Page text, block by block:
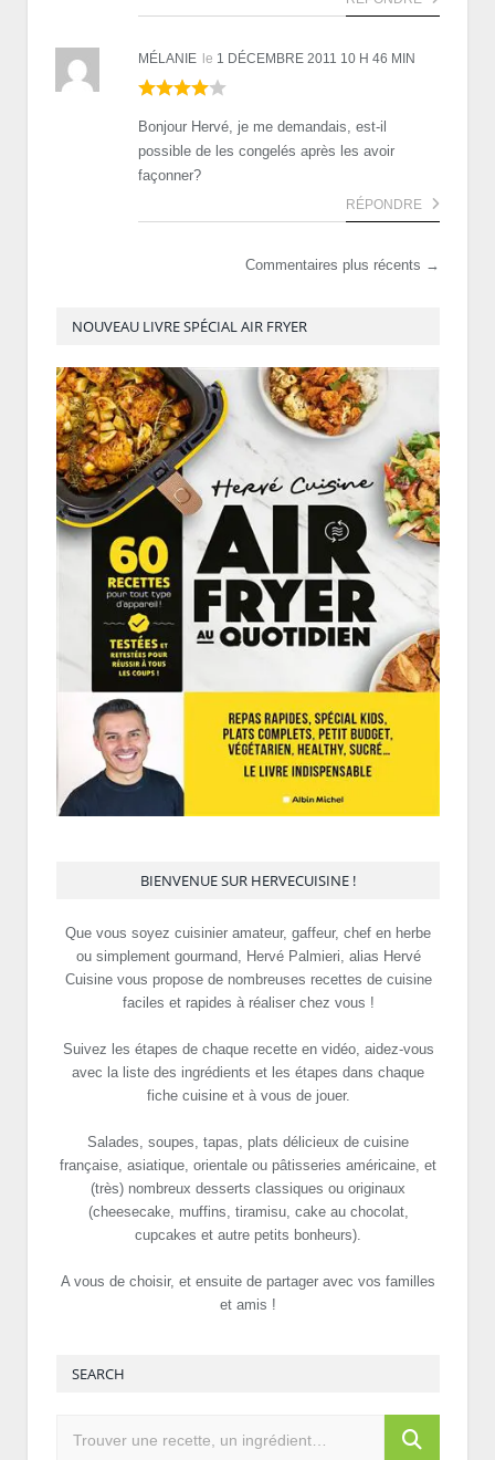
MÉLANIE le 1 DÉCEMBRE 2011 10 H 46 MIN
Bonjour Hervé, je me demandais, est-il
possible de les congelés après les avoir
façonner?
RÉPONDRE
Commentaires plus récents →
NOUVEAU LIVRE SPÉCIAL AIR FRYER
BIENVENUE SUR HERVECUISINE !
Que vous soyez cuisinier amateur, gaffeur, chef en herbe
ou simplement gourmand, Hervé Palmieri, alias Hervé
Cuisine vous propose de nombreuses recettes de cuisine
faciles et rapides à réaliser chez vous !
Suivez les étapes de chaque recette en vidéo, aidez-vous
avec la liste des ingrédients et les étapes dans chaque
fiche cuisine et à vous de jouer.
Salades, soupes, tapas, plats délicieux de cuisine
française, asiatique, orientale ou pâtisseries américaine, et
(très) nombreux desserts classiques ou originaux
(cheesecake, muffins, tiramisu, cake au chocolat,
cupcakes et autre petits bonheurs).
A vous de choisir, et ensuite de partager avec vos familles
et amis !
SEARCH